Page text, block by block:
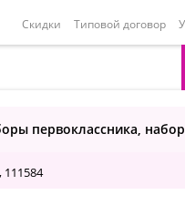
Скидки Типовой договор
первоклассника,